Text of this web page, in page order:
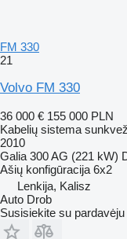
FM 330
21
Volvo FM 330
36 000 € 155 000 PLN
Kabelių sistema
2010
Galia 300 AG (221 kW)
Ašių konfigūracija 6x2
Lenkija, Kalisz
Auto Drob
Susisiekite su pardavėju